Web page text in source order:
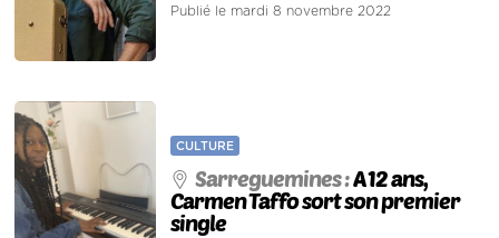
Publié le mardi 8 novembre 2022
CULTURE
Sarreguemines :A 12 ans,
Carmen Taffo sort son premier
single